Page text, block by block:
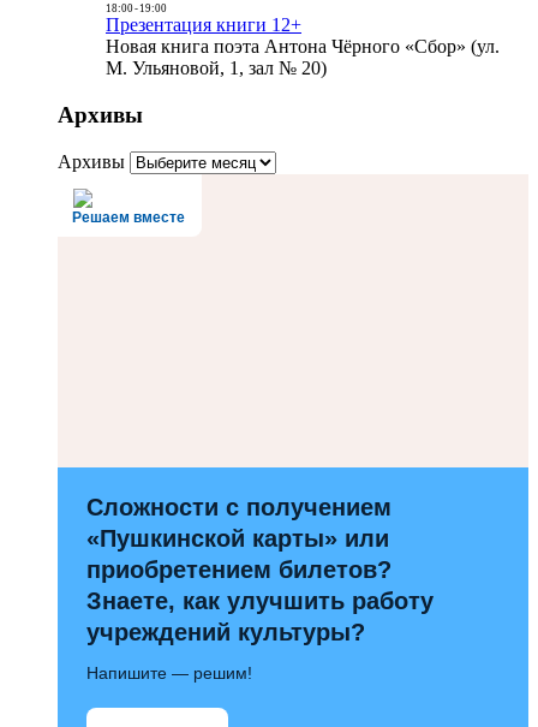
18:00- 19:00
Презентация книги 12+
Новая книга поэта Антона Чёрного «Сбор» (ул.
М. Ульяновой, 1, зал № 20)
Архивы
Архивы
Решаем вместе
Сложности с получением
«Пушкинской карты» или
приобретением билетов?
Знаете, как улучшить работу
учреждений культуры?
Напишите — решим!